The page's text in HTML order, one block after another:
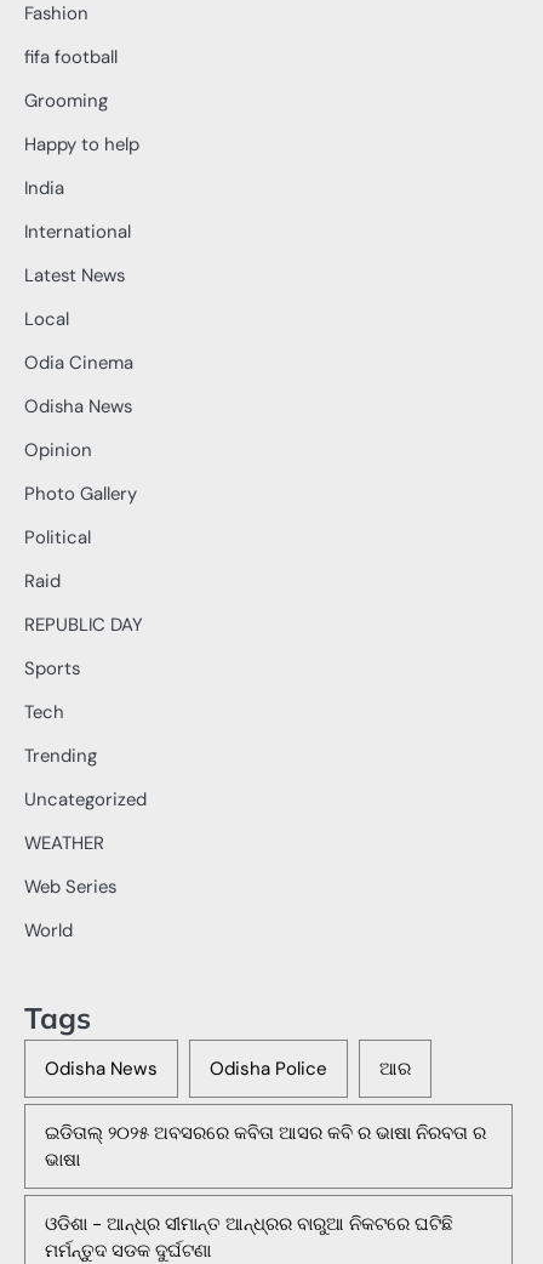
Fashion
fifa football
Grooming
Happy to help
India
International
Latest News
Local
Odia Cinema
Odisha News
Opinion
Photo Gallery
Political
Raid
REPUBLIC DAY
Sports
Tech
Trending
Uncategorized
WEATHER
Web Series
World
Tags
Odisha News Odisha Police ଆର
ଇଡିତାଲ୍ ୨୦୨୫ ଅବସରରେ କବିତା ଆସର କବି ର ଭାଷା ନିରବତା ର
ଭାଷା
ଓଡିଶା - ଆନ୍ଧ୍ର ସୀମାନ୍ତ ଆନ୍ଧ୍ରର ବାରୁଆ ନିକଟରେ ଘଟିଛି
ମର୍ମନ୍ତୁଦ ସଡକ ଦୁର୍ଘଟଣା